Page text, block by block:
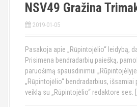
NSV49 Gražina
2019-01-05
Pasakoja apie „Rūpintojėlio“ leidybą,
Prisimena bendradarbių paiešką,
paruošimą spausdinimui
„Rūpintojėlio“ bendradarbius,
veiklą su „Rūpintojėlio“ redaktore ses.